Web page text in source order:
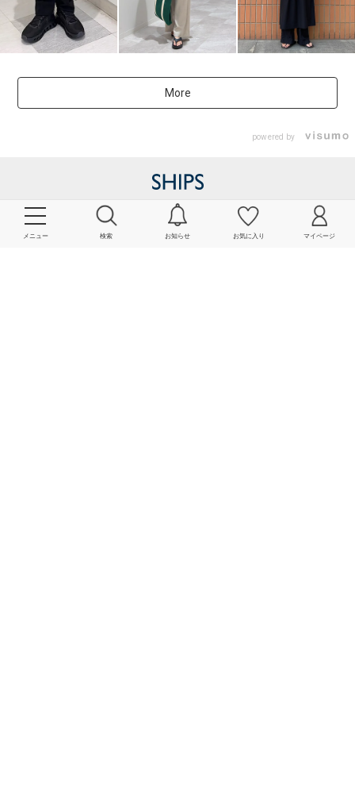
メニュー 検索 お知らせ お気に入り マイページ
More
powered by